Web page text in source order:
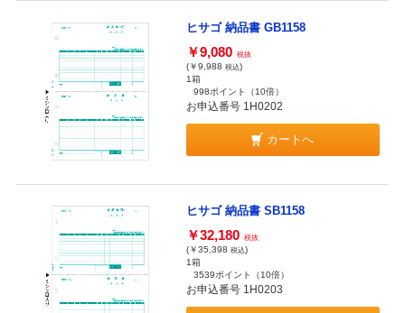
ヒサゴ 納品書 GB1158
￥9,080 税抜
(￥9,988 税込)
1箱
998ポイント
（10倍）
お申込番号 1H0202
カートへ
ヒサゴ 納品書 SB1158
￥32,180 税抜
(￥35,398 税込)
1箱
3539ポイント
（10倍）
お申込番号 1H0203